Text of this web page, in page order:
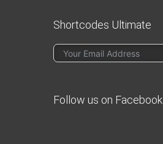
Shortcodes Ultimate
Follow us on Facebook